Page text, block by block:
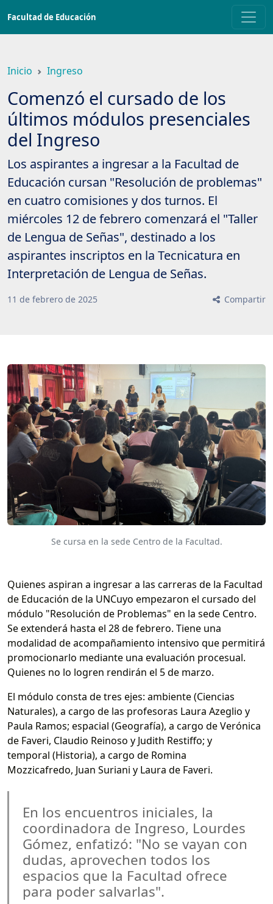
contenido
Facultad de Educación
Inicio Ingreso
Comenzó el cursado de los
últimos módulos presenciales
del Ingreso
Los aspirantes a ingresar a la Facultad de
Educación cursan "Resolución de problemas"
en cuatro comisiones y dos turnos. El
miércoles 12 de febrero comenzará el "Taller
de Lengua de Señas", destinado a los
aspirantes inscriptos en la Tecnicatura en
Interpretación de Lengua de Señas.
11 de febrero de 2025 Compartir
Se cursa en la sede Centro de la Facultad.
Quienes aspiran a ingresar a las carreras de la Facultad
de Educación de la UNCuyo empezaron el cursado del
módulo "Resolución de Problemas" en la sede Centro.
Se extenderá hasta el 28 de febrero. Tiene una
modalidad de acompañamiento intensivo que permitirá
promocionarlo mediante una evaluación procesual.
Quienes no lo logren rendirán el 5 de marzo.
El módulo consta de tres ejes: ambiente (Ciencias
Naturales), a cargo de las profesoras Laura Azeglio y
Paula Ramos; espacial (Geografía), a cargo de Verónica
de Faveri, Claudio Reinoso y Judith Restiffo; y
temporal (Historia), a cargo de Romina
Mozzicafredo, Juan Suriani y Laura de Faveri.
En los encuentros iniciales, la
coordinadora de Ingreso, Lourdes
Gómez, enfatizó: "No se vayan con
dudas, aprovechen todos los
espacios que la Facultad ofrece
para poder salvarlas".